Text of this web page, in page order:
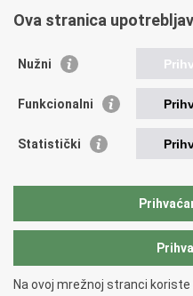
Pozivi za žurnu pomoć
Važne poveznice
Pučka pravobraniteljica
Pravobraniteljica za osobe s
Europski institut za
Državni zavod za statistiku
Povratak na vrh
Ova stranica
Nužni
Funkcionalni
Statistički
Na ovoj mrežnoj stranci